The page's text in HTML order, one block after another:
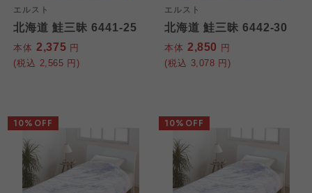
エルスト
北海道 鮭三昧 6441-25
本体 2,375 円
(税込 2,565 円)
エルスト
北海道 鮭三昧 6442-30
本体 2,850 円
(税込 3,078 円)
10%OFF 10%OFF